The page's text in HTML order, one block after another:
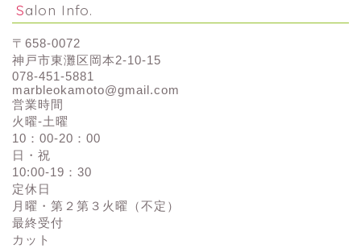
Salon Info.
〒658-0072
神戸市東灘区岡本2-10-15
078-451-5881
marbleokamoto@gmail.com
営業時間
火曜-土曜
10：00-20：00
日・祝
10:00-19：30
定休日
月曜・第２第３火曜（不定）
最終受付
カット